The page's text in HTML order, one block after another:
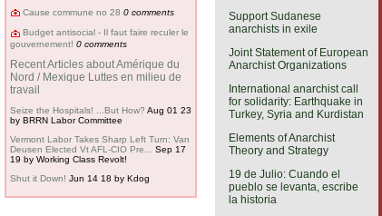
Cause commune no 28 0 comments
Budget antisocial - Il faut faire reculer le
gouvernement! 0 comments
Recent Articles about Amérique du
Nord / Mexique Luttes en milieu de
travail
Seize the Hospitals! ...But How? Aug 01 23
by BRRN Labor Committee
Vermont Labor Takes Sharp Left Turn: Van
Deusen Elected Vt AFL-CIO Pre...
Sep 17
19 by Working Class Revolt!
Shut it Down! Jun 14 18 by Kdog
Support Sudanese
anarchists in exile
Joint Statement of European
Anarchist Organizations
International anarchist call
for solidarity: Earthquake in
Turkey, Syria and Kurdistan
Elements of Anarchist
Theory and Strategy
19 de Julio: Cuando el
pueblo se levanta, escribe
la historia